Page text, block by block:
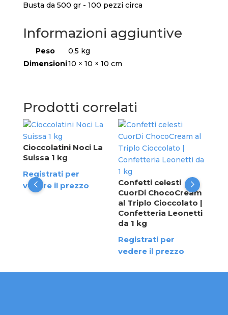
Busta da 500 gr - 100 pezzi circa
Informazioni aggiuntive
Peso
0,5 kg
Dimensioni10 × 10 × 10 cm
Prodotti correlati
Cioccolatini Noci La
Suissa 1 kg
Registrati per
vedere il prezzo
Confetti celesti
CuorDi ChocoCream
al Triplo Cioccolato |
Confetteria Leonetti
da 1 kg
Registrati per
vedere il prezzo